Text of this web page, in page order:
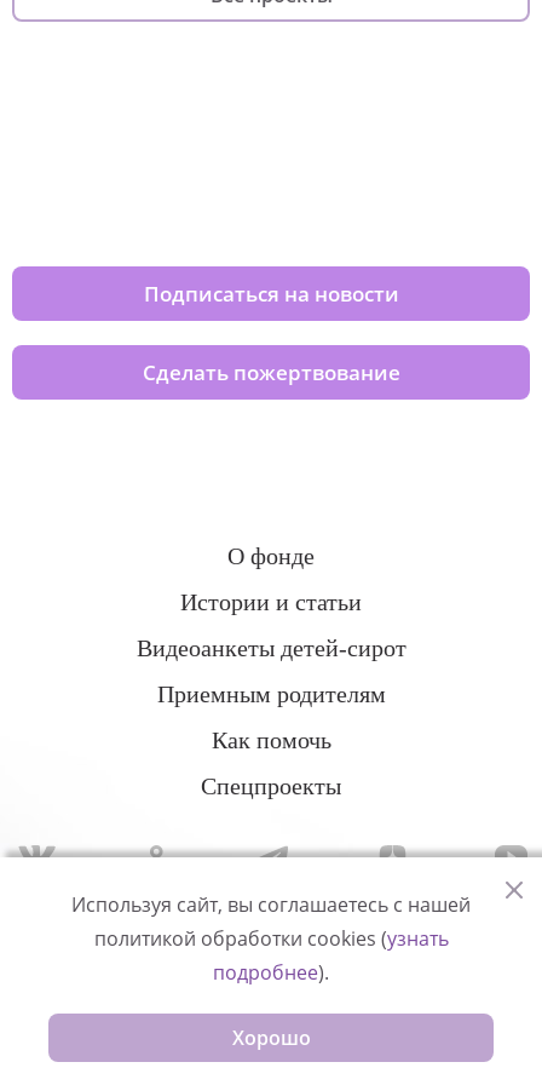
Подписаться на новости
Сделать пожертвование
О фонде
Истории и статьи
Видеоанкеты детей-сирот
Приемным родителям
Как помочь
Спецпроекты
Политика конфиденциальности
© Измени одну жизнь
Используя сайт, вы соглашаетесь с нашей
политикой обработки cookies (узнать
подробнее).
Хорошо